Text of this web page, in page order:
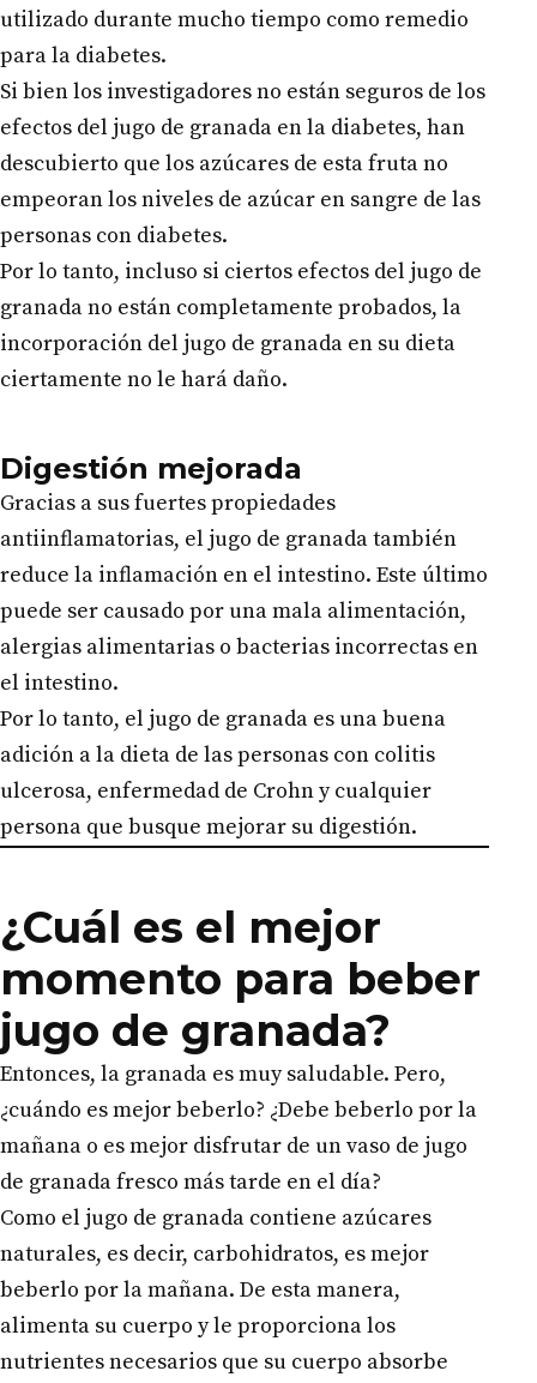
utilizado durante mucho tiempo como remedio
para la diabetes.
Si bien los investigadores no están seguros de los
efectos del jugo de granada en la diabetes, han
descubierto que los azúcares de esta fruta no
empeoran los niveles de azúcar en sangre de las
personas con diabetes.
Por lo tanto, incluso si ciertos efectos del jugo de
granada no están completamente probados, la
incorporación del jugo de granada en su dieta
ciertamente no le hará daño.
Digestión mejorada
Gracias a sus fuertes propiedades
antiinflamatorias, el jugo de granada también
reduce la inflamación en el intestino. Este último
puede ser causado por una mala alimentación,
alergias alimentarias o bacterias incorrectas en
el intestino.
Por lo tanto, el jugo de granada es una buena
adición a la dieta de las personas con colitis
ulcerosa, enfermedad de Crohn y cualquier
persona que busque mejorar su digestión.
¿Cuál es el mejor
momento para beber
jugo de granada?
Entonces, la granada es muy saludable. Pero,
¿cuándo es mejor beberlo? ¿Debe beberlo por la
mañana o es mejor disfrutar de un vaso de jugo
de granada fresco más tarde en el día?
Como el jugo de granada contiene azúcares
naturales, es decir, carbohidratos, es mejor
beberlo por la mañana. De esta manera,
alimenta su cuerpo y le proporciona los
nutrientes necesarios que su cuerpo absorbe